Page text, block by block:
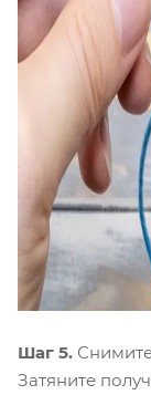
Шаг 5.
Затяните